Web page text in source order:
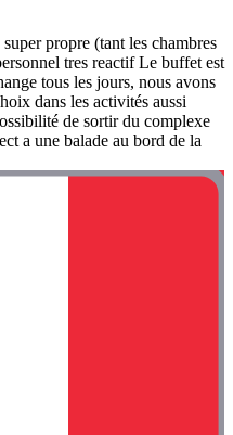
propre (tant les chambres
tres reactif Le buffet est
tous les jours, nous avons
dans les activités aussi
de sortir du complexe
a une balade au bord de la